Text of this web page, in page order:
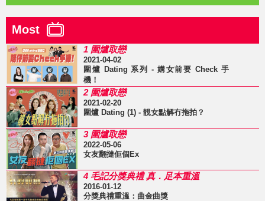
Most
1 圍爐取戀
2021-04-02
圍爐 Dating 系列 - 媾女前要 Check 手
機！
2 圍爐取戀
2021-02-20
圍爐 Dating (1) - 靚女點解冇拖拍？
3 圍爐取戀
2022-05-06
女友翻撻佢個Ex
4 毛記分獎典禮 真．足本重溫
2016-01-12
分獎典禮重溫：曲金曲獎